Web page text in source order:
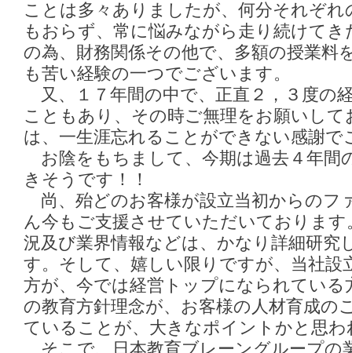
ことは多々ありましたが、何分それぞ
もおらず、常に悩みながら走り続けて
の為、財務関係その他で、多額の授業料
も苦い経験の一つでございます。
又、１７年間の中で、正直２，３度の
こともあり、その時ご無理をお願いし
は、一生涯忘れることができない感謝で
お陰をもちまして、今期は過去４年間
きそうです！！
尚、殆どのお客様が設立当初からのフ
ん今もご支援させていただいておりま
況及び業界情報などは、かなり詳細研究
す。そして、嬉しい限りですが、当社設
方が、今では経営トップになられてい
の教育方針理念が、お客様の人材育成の
ていることが、大きなポイントかと思わ
そこで、日本教育ブレーングループの